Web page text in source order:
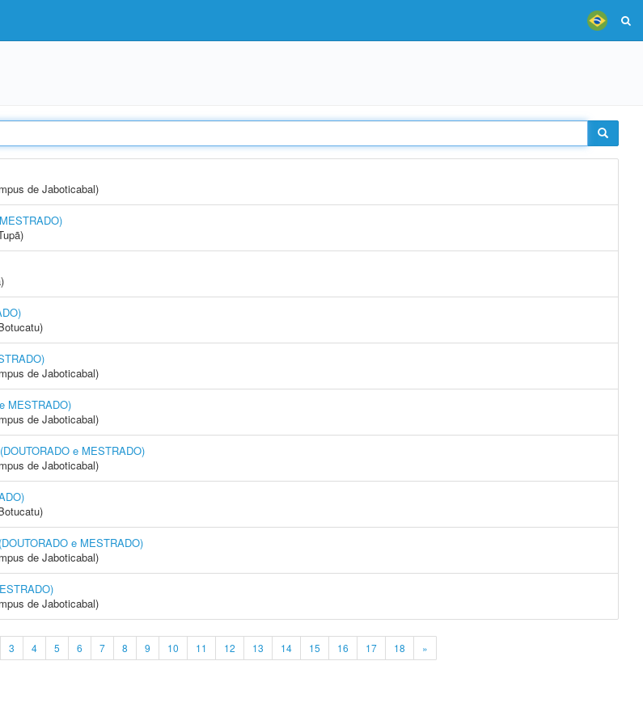
de Jaboticabal)
de Jaboticabal)
MESTRADO)
de Jaboticabal)
e MESTRADO)
de Jaboticabal)
e MESTRADO)
de Jaboticabal)
de Jaboticabal)
3 4 5 6 7 8 9 10 11 12 13 14 15 16 17 18 »